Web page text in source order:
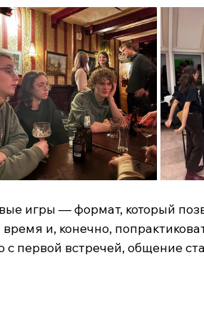
игры — формат, который
и, конечно,
первой встречей, общение